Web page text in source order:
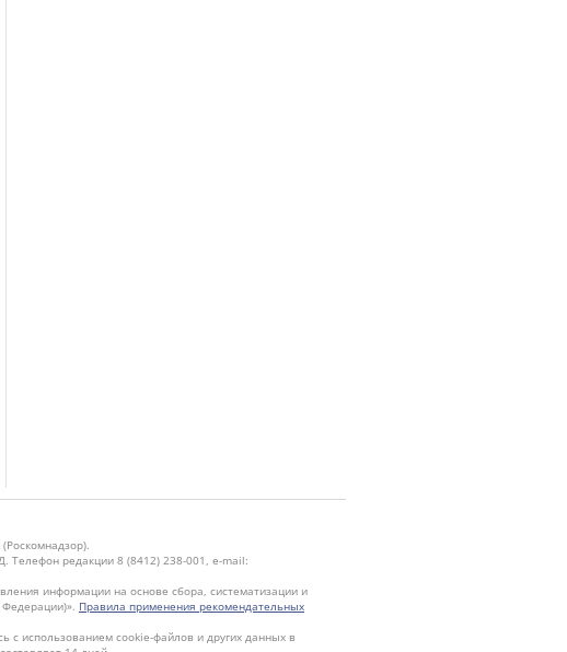
редакции 8 (8412) 238-001, e-mail:
информации на основе сбора, систематизации и
Правила применения рекомендательных
с использованием cookie-файлов и других данных в